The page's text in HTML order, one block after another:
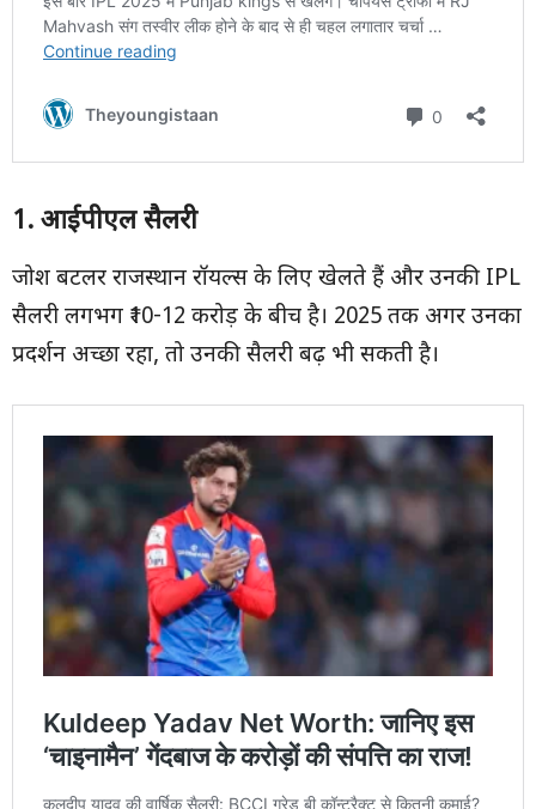
1. आईपीएल सैलरी
जोश बटलर राजस्थान रॉयल्स के लिए खेलते हैं और उनकी IPL
सैलरी लगभग ₹10-12 करोड़ के बीच है। 2025 तक अगर उनका
प्रदर्शन अच्छा रहा, तो उनकी सैलरी बढ़ भी सकती है।